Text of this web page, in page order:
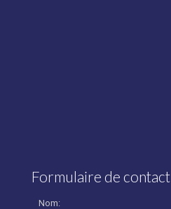
Formulaire de contact
Nom: